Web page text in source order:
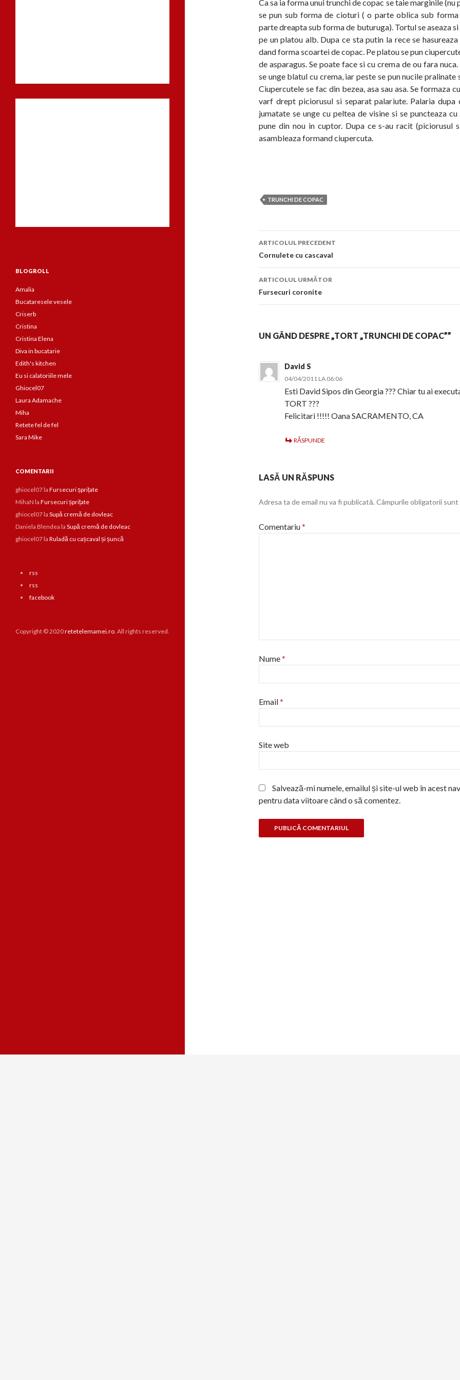
Ca sa ia forma unui trunchi de copac se taie marginile (nu
se pun sub forma de cioturi ( o parte oblica sub
parte dreapta sub forma de buturuga). Tortul se aseaza
pe un platou alb. Dupa ce sta putin la rece se
dand forma scoartei de copac. Pe platou se pun
de asparagus. Se poate face si cu crema de ou fara
se unge blatul cu crema, iar peste se pun nucile pralinate
Ciupercutele se fac din bezea, asa sau asa. Se formaza
varf drept piciorusul si separat palariute. Palaria dupa
jumatate se unge cu peltea de visine si se puncteaza
pune din nou in cuptor. Dupa ce s-au racit (piciorusul
asambleaza formand ciupercuta.
TRUNCHI DE COPAC
Navigare
în
articol
ARTICOLUL PRECEDENT
Cornulete cu cascaval
ARTICOLUL URMĂTOR
Fursecuri coronite
UN GÂND DESPRE „TORT „TRUNCHI DE COPAC””
David S
04/04/2011 LA 06:06
Esti David Sipos din Georgia ??? Chiar tu ai
TORT ???
Felicitari !!!!! Oana SACRAMENTO, CA
RĂSPUNDE
LASĂ UN RĂSPUNS
Adresa ta de email nu va fi publicată. Câmpurile obligatorii sunt
Comentariu*
Nume*
Email*
Site web
Salvează-mi numele, emailul și site-ul web în acest
pentru data viitoare când o să comentez.
BLOGROLL
Amalia
Bucataresele vesele
Criserb
Cristina
Cristina Elena
Diva in bucatarie
Edith's kitchen
Eu si calatoriile mele
Ghiocel07
Laura Adamache
Miha
Retete fel de fel
Sara Mike
COMENTARII
ghiocel07la Fursecuri șprițate
MihaN la Fursecuri șprițate
ghiocel07la Supă cremă de dovleac
Daniela Blendea la Supă cremă de dovleac
ghiocel07la Ruladă cu cașcaval și șuncă
rss
rss
facebook
Copyright © 2020retetelemamei.ro. All rights reserved.